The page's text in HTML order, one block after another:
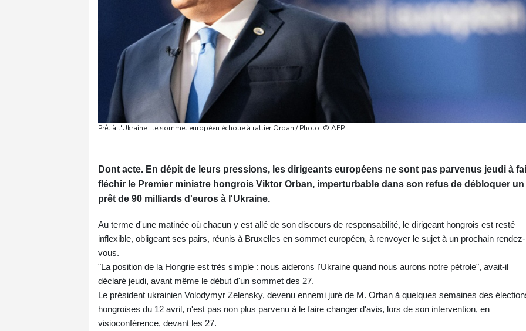
Prêt à l'Ukraine : le sommet européen échoue à rallier Orban / Photo: © AFP
Dont acte. En dépit de leurs pressions, les dirigeants européens ne sont pas parvenus jeudi à
fléchir le Premier ministre hongrois Viktor Orban, imperturbable dans son refus de débloquer un
prêt de 90 milliards d'euros à l'Ukraine.
Au terme d'une matinée où chacun y est allé de son discours de responsabilité, le dirigeant hongrois est resté
inflexible, obligeant ses pairs, réunis à Bruxelles en sommet européen, à renvoyer le sujet à un prochain rendez-
vous.
"La position de la Hongrie est très simple : nous aiderons l'Ukraine quand nous aurons notre pétrole", avait-il
déclaré jeudi, avant même le début d'un sommet des 27.
Le président ukrainien Volodymyr Zelensky, devenu ennemi juré de M. Orban à quelques semaines des
hongroises du 12 avril, n'est pas non plus parvenu à le faire changer d'avis, lors de son intervention, en
visioconférence, devant les 27.